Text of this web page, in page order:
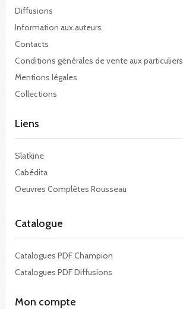
Diffusions
Information aux auteurs
Contacts
Conditions générales de vente aux particuliers
Mentions légales
Collections
Liens
Slatkine
Cabédita
Oeuvres Complètes Rousseau
Catalogue
Catalogues PDF Champion
Catalogues PDF Diffusions
Mon compte